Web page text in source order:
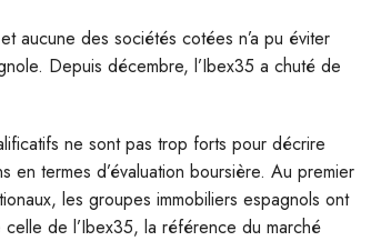
aucune des sociétés cotées n’a pu éviter
Depuis décembre, l’Ibex35 a chuté de
ne sont pas trop forts pour décrire
en termes d’évaluation boursière. Au premier
les groupes immobiliers espagnols ont
de l’Ibex35, la référence du marché